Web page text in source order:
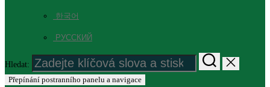
한국어
РУССКИЙ
Hledat:
Přepínání postranního panelu a navigace